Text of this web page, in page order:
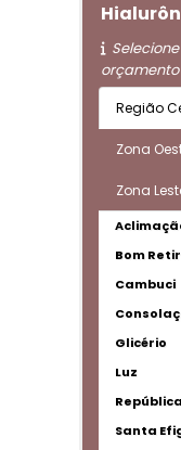
orçamento
Região
Zona
Zona
Bom
Cambuci
Glicério
Luz
República
Santa